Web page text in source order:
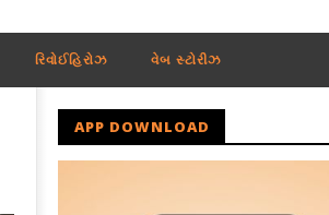
રિવોઈહિરોઝ વેબ સ્ટોરીઝ
APP DOWNLOAD